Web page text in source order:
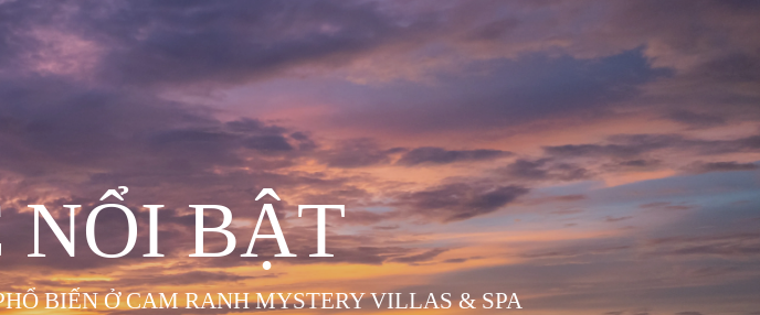
NỔI BẬT
BIẾN Ở CAM RANH MYSTERY VILLAS & SPA